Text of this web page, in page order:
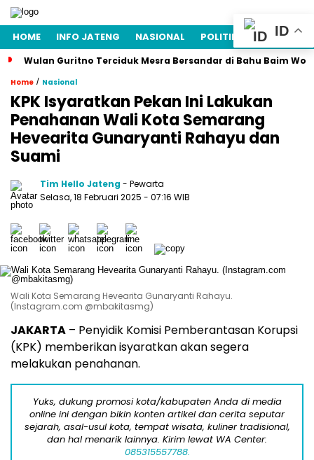
HOME INFO JATENG NASIONAL POLITIK EKONOMI
Wulan Guritno Terciduk Mesra Bersandar di Bahu Baim
Home / Nasional
KPK Isyaratkan Pekan Ini Lakukan
Penahanan Wali Kota Semarang
Hevearita Gunaryanti Rahayu dan
Suami
Tim Hello Jateng- Pewarta
Selasa, 18 Februari 2025 - 07:16 WIB
Wali Kota Semarang Hevearita Gunaryanti Rahayu.
(Instagram.com @mbakitasmg)
JAKARTA – Penyidik Komisi Pemberantasan Korupsi
(KPK) memberikan isyaratkan akan segera
melakukan penahanan.
Yuks, dukung promosi kota/kabupaten Anda di media
online ini dengan bikin konten artikel dan cerita seputar
sejarah, asal-usul kota, tempat wisata, kuliner tradisional,
dan hal menarik lainnya. Kirim lewat WA Center:
085315557788.
ID